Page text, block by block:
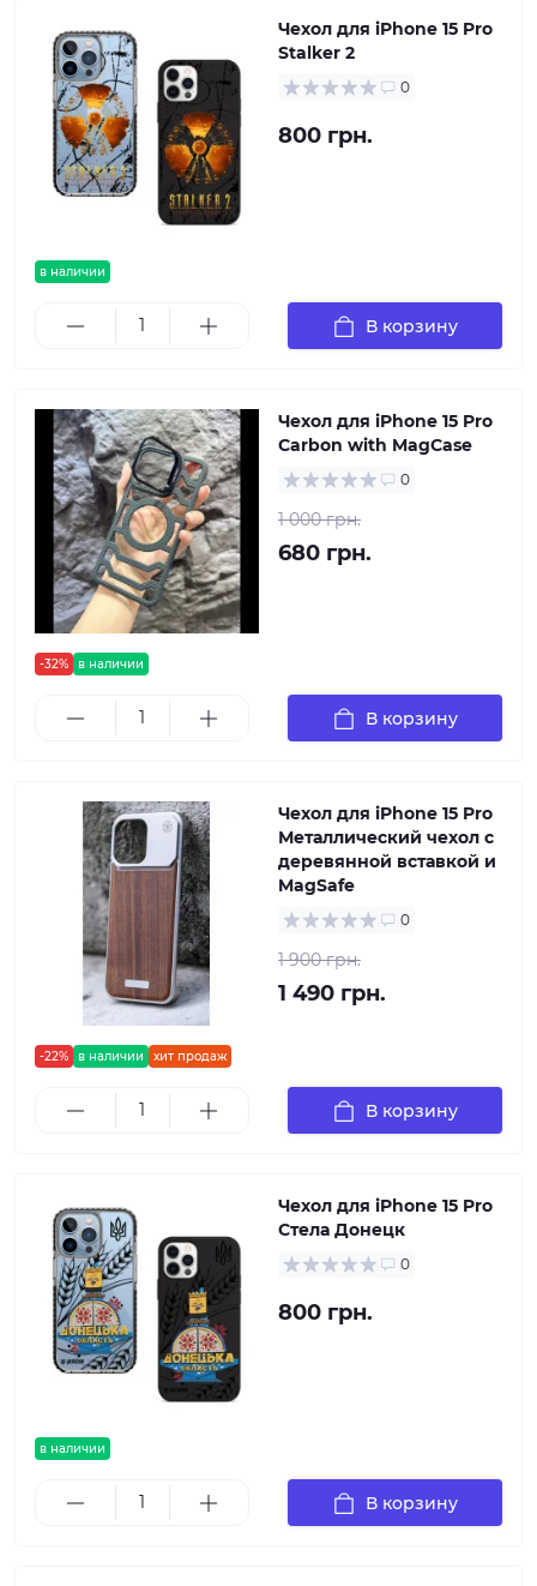
в наличии
Чехол для iPhone 15 Pro
Stalker 2
0
800 грн.
В корзину
-32% в наличии
Чехол для iPhone 15 Pro
Carbon with MagCase
0
1 000 грн.
680 грн.
В корзину
-22% в наличии хит продаж
Чехол для iPhone 15 Pro
Металлический чехол с
деревянной вставкой и
MagSafe
0
1 900 грн.
1 490 грн.
В корзину
в наличии
Чехол для iPhone 15 Pro
Стела Донецк
0
800 грн.
В корзину